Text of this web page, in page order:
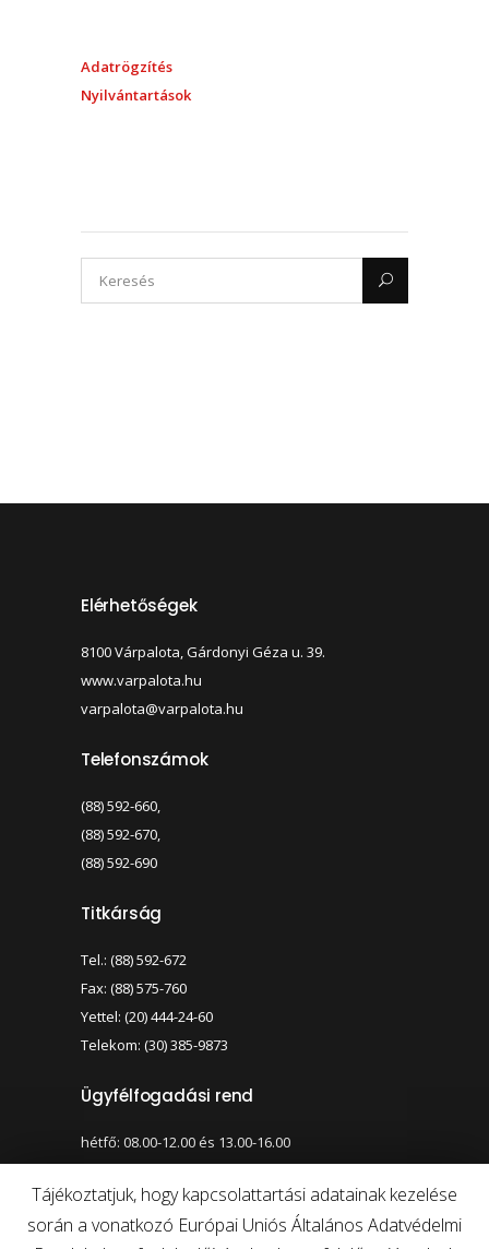
Adatrögzítés
Nyilvántartások
Elérhetőségek
8100 Várpalota, Gárdonyi Géza u. 39.
www.varpalota.hu
varpalota@varpalota.hu
Telefonszámok
(88) 592-660,
(88) 592-670,
(88) 592-690
Titkárság
Tel.: (88) 592-672
Fax: (88) 575-760
Yettel: (20) 444-24-60
Telekom: (30) 385-9873
Ügyfélfogadási rend
hétfő: 08.00-12.00 és 13.00-16.00
Nagy kontraszt váltása
Tájékoztatjuk, hogy kapcsolattartási adatainak kezelése
során a vonatkozó Európai Uniós Általános Adatvédelmi